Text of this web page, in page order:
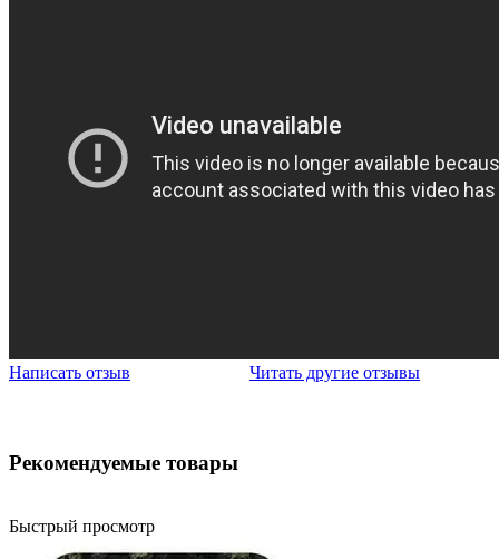
Написать отзыв Читать другие отзывы
Рекомендуемые товары
Быстрый просмотр